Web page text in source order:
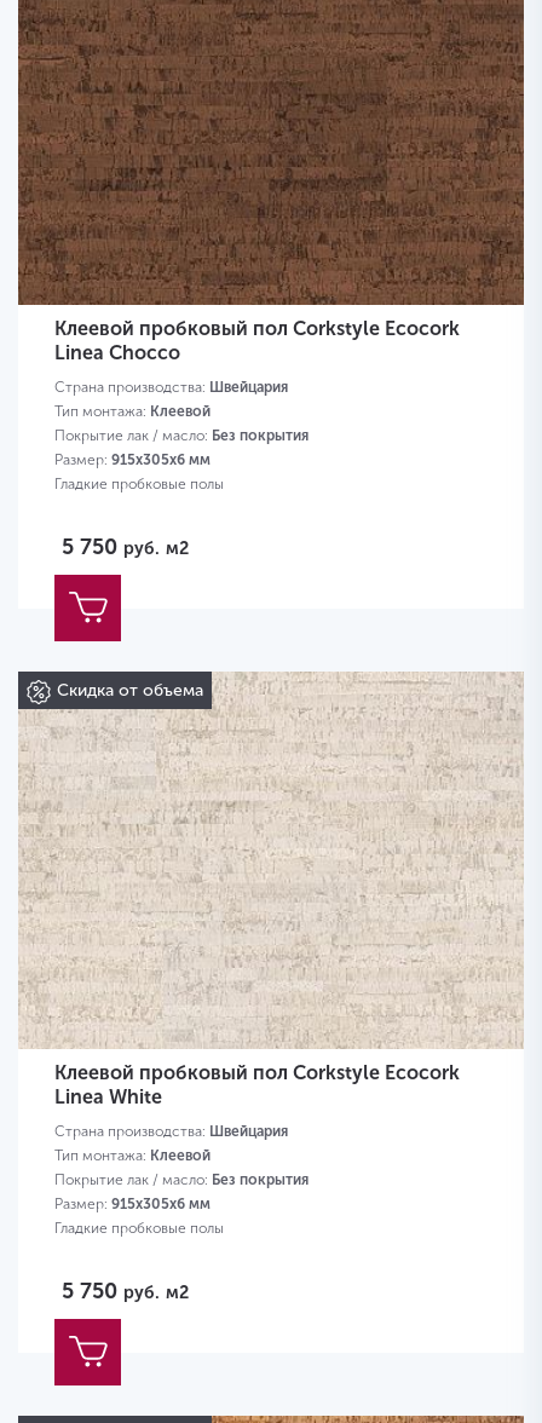
Клеевой пробковый пол Corkstyle Ecocork
Linea Chocco
Страна производства: Швейцария
Тип монтажа: Клеевой
Покрытие лак / масло: Без покрытия
Размер: 915х305х6 мм
Гладкие пробковые полы
5 750 руб. м2
Скидка от объема
Клеевой пробковый пол Corkstyle Ecocork
Linea White
Страна производства: Швейцария
Тип монтажа: Клеевой
Покрытие лак / масло: Без покрытия
Размер: 915х305х6 мм
Гладкие пробковые полы
5 750 руб. м2